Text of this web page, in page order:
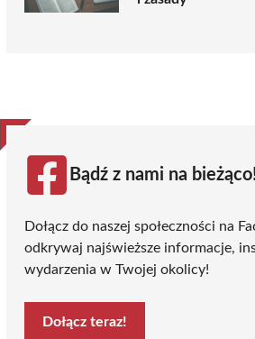
Bądź z nami na
Dołącz do naszej społeczności na
odkrywaj najświeższe informacje,
wydarzenia w Twojej okolicy!
Dołącz teraz!